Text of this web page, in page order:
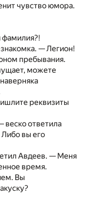
чувство юмора.
— Легион!
пребывания.
можете
реквизиты
ответила
вы его
Авдеев. — Меня
время.
Вы